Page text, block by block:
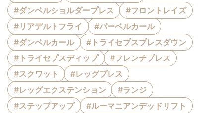
#ダンベルショルダープレス
#フロントレイズ
#リアデルトフライ
#バーベルカール
#ダンベルカール
#トライセプスプレスダウン
#トライセプスディップ
#フレンチプレス
#スクワット
#レッグプレス
#レッグエクステンション
#ランジ
#ステップアップ
#ルーマニアンデッドリフト